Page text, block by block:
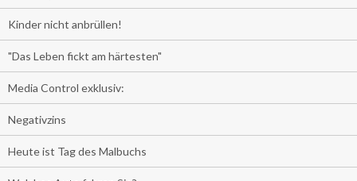
Kinder nicht anbrüllen!
"Das Leben fickt am härtesten"
Media Control exklusiv:
Negativzins
Heute ist Tag des Malbuchs